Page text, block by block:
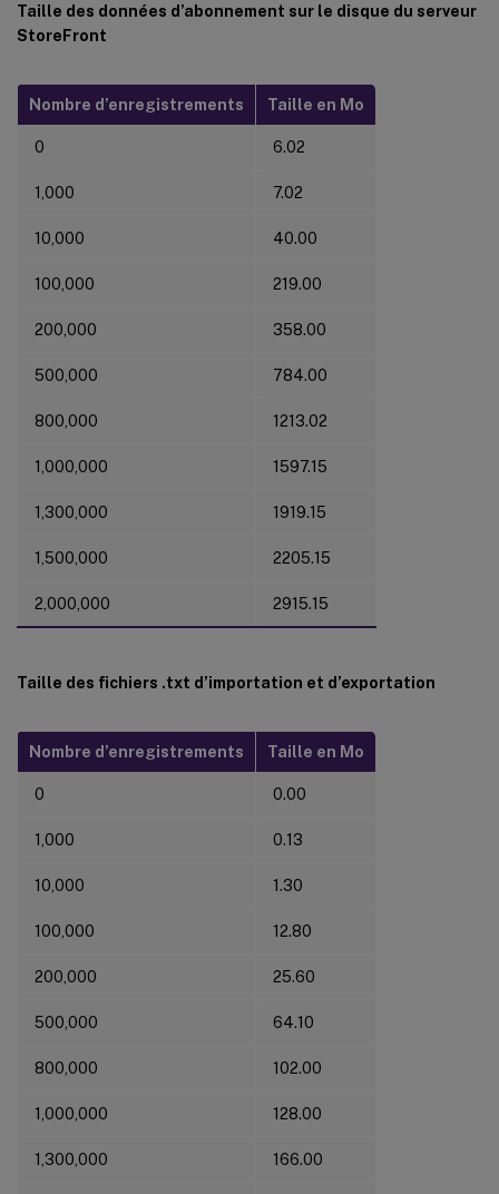
Taille des données d’abonnement sur le disque du serveur
StoreFront
Nombre d’enregistrements Taille en Mo
0 6.02
1,000 7.02
10,000 40.00
100,000 219.00
200,000 358.00
500,000 784.00
800,000 1213.02
1,000,000 1597.15
1,300,000 1919.15
1,500,000 2205.15
2,000,000 2915.15
Taille des fichiers .txt d’importation et d’exportation
Nombre d’enregistrements Taille en Mo
0 0.00
1,000 0.13
10,000 1.30
100,000 12.80
200,000 25.60
500,000 64.10
800,000 102.00
1,000,000 128.00
1,300,000 166.00